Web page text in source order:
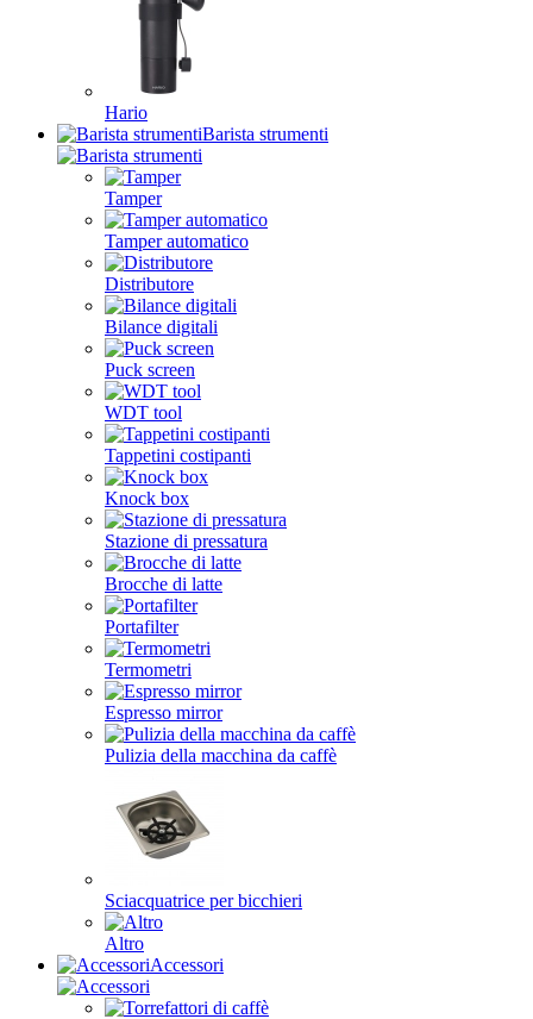
Hario
Barista strumenti
Tamper
Tamper automatico
Distributore
Bilance digitali
Puck screen
WDT tool
Tappetini costipanti
Knock box
Stazione di pressatura
Brocche di latte
Portafilter
Termometri
Espresso mirror
Pulizia della macchina da caffè
Sciacquatrice per bicchieri
Altro
Accessori